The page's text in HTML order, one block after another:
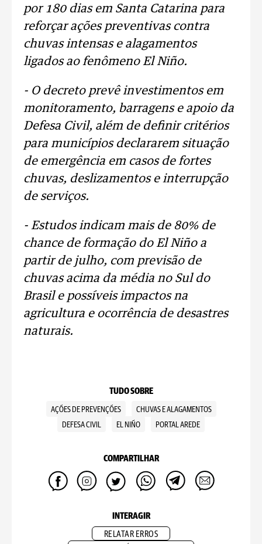
por 180 dias em Santa Catarina para
reforçar ações preventivas contra
chuvas intensas e alagamentos
ligados ao fenômeno El Niño.
- O decreto prevê investimentos em
monitoramento, barragens e apoio da
Defesa Civil, além de definir critérios
para municípios declararem situação
de emergência em casos de fortes
chuvas, deslizamentos e interrupção
de serviços.
- Estudos indicam mais de 80% de
chance de formação do El Niño a
partir de julho, com previsão de
chuvas acima da média no Sul do
Brasil e possíveis impactos na
agricultura e ocorrência de desastres
naturais.
TUDO SOBRE
AÇÕES DE PREVENÇÕES
CHUVAS E ALAGAMENTOS
DEFESA CIVIL
EL NIÑO PORTAL AREDE
COMPARTILHAR
INTERAGIR
RELATAR ERROS